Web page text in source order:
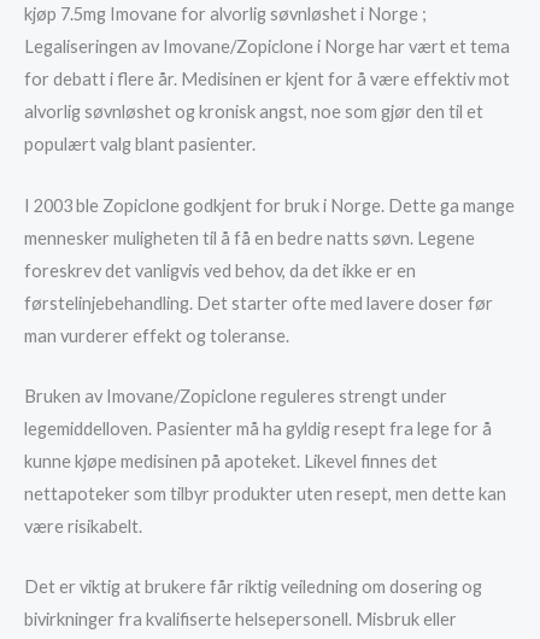
kjøp 7.5mg Imovane for alvorlig søvnløshet i Norge ;
Legaliseringen av Imovane/Zopiclone i Norge har vært et tema
for debatt i flere år. Medisinen er kjent for å være effektiv mot
alvorlig søvnløshet og kronisk angst, noe som gjør den til et
populært valg blant pasienter.
I 2003 ble Zopiclone godkjent for bruk i Norge. Dette ga mange
mennesker muligheten til å få en bedre natts søvn. Legene
foreskrev det vanligvis ved behov, da det ikke er en
førstelinjebehandling. Det starter ofte med lavere doser før
man vurderer effekt og toleranse.
Bruken av Imovane/Zopiclone reguleres strengt under
legemiddelloven. Pasienter må ha gyldig resept fra lege for å
kunne kjøpe medisinen på apoteket. Likevel finnes det
nettapoteker som tilbyr produkter uten resept, men dette kan
være risikabelt.
Det er viktig at brukere får riktig veiledning om dosering og
bivirkninger fra kvalifiserte helsepersonell. Misbruk eller